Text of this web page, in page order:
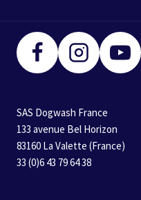
SAS Dogwash France
133 avenue Bel Horizon
83160 La Valette (France)
33 (0)6 43 79 64 38